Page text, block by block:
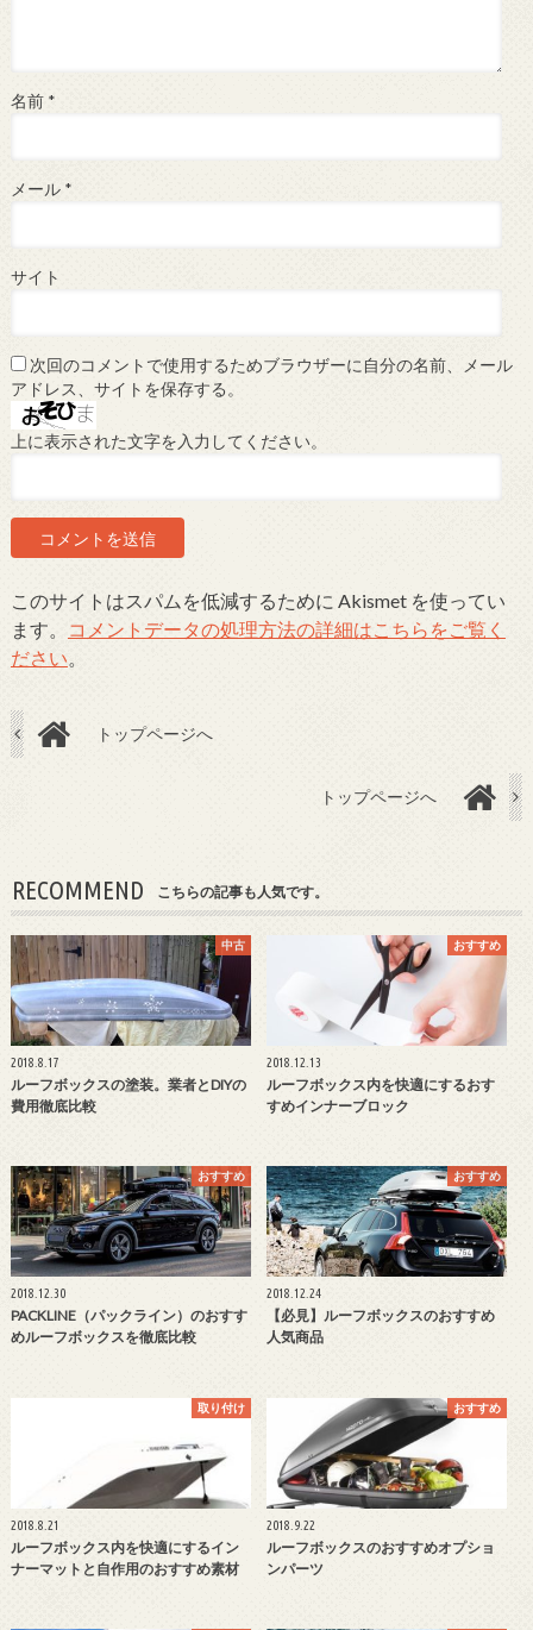
名前 *
メール *
サイト
次回のコメントで使用するためブラウザーに自分の名前、メール
アドレス、サイトを保存する。
上に表示された文字を入力してください。
このサイトはスパムを低減するために Akismet を使ってい
ます。
コメントデータの処理方法の詳細はこちらをご覧く
ださい。
トップページへ
トップページへ
RECOMMEND こちらの記事も人気です。
中古
2018.8.17
ルーフボックスの塗装。業者とDIYの
費用徹底比較
おすすめ
2018.12.13
ルーフボックス内を快適にするおす
すめインナーブロック
おすすめ
2018.12.30
PACKLINE（パックライン）のおすす
めルーフボックスを徹底比較
おすすめ
2018.12.24
【必見】ルーフボックスのおすすめ
人気商品
取り付け
2018.8.21
ルーフボックス内を快適にするイン
ナーマットと自作用のおすすめ素材
おすすめ
2018.9.22
ルーフボックスのおすすめオプショ
ンパーツ